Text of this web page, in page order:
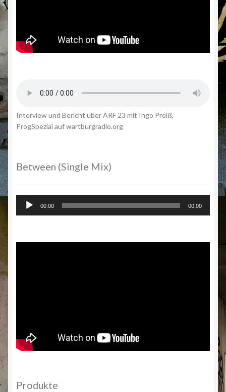
Interview und Bericht über ARF 23 mit Ingo Preiß,
ProgSpezial auf wartburgradio.org
Between (Single Mix)
Audio-
Player
00:00 00:00
Produkte